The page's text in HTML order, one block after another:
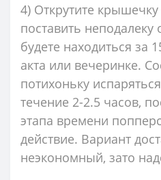
4) Открутите
поставить неподалеку
будете находиться за
акта или вечеринке.
потихоньку
течение 2-2.5 часов,
этапа времени
действие. Вариант
неэкономный, зато